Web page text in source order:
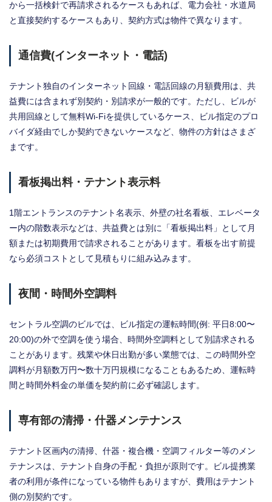
から一括検針で再請求されるケースもあれば、電力会社・水道局
と直接契約するケースもあり、契約方式は物件で異なります。
通信費(インターネット・電話)
テナント独自のインターネット回線・電話回線の月額費用は、共
益費には含まれず別契約・別請求が一般的です。ただし、ビルが
共用回線として無料Wi-Fiを提供しているケース、ビル指定のプロ
バイダ経由でしか契約できないケースなど、物件の方針はさまざ
まです。
看板掲出料・テナント表示料
1階エントランスのテナント名表示、外壁の社名看板、エレベータ
ー内の階数表示などは、共益費とは別に「看板掲出料」として月
額または初期費用で請求されることがあります。看板を出す前提
なら必須コストとして見積もりに組み込みます。
夜間・時間外空調料
セントラル空調のビルでは、ビル指定の運転時間(例: 平日8:00〜
20:00)の外で空調を使う場合、時間外空調料として別請求される
ことがあります。残業や休日出勤が多い業態では、この時間外空
調料が月額数万円〜数十万円規模になることもあるため、運転時
間と時間外料金の単価を契約前に必ず確認します。
専有部の清掃・什器メンテナンス
テナント区画内の清掃、什器・複合機・空調フィルター等のメン
テナンスは、テナント自身の手配・負担が原則です。ビル提携業
者の利用が条件になっている物件もありますが、費用はテナント
側の別契約です。